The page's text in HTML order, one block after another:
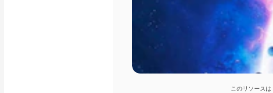
このリソースは